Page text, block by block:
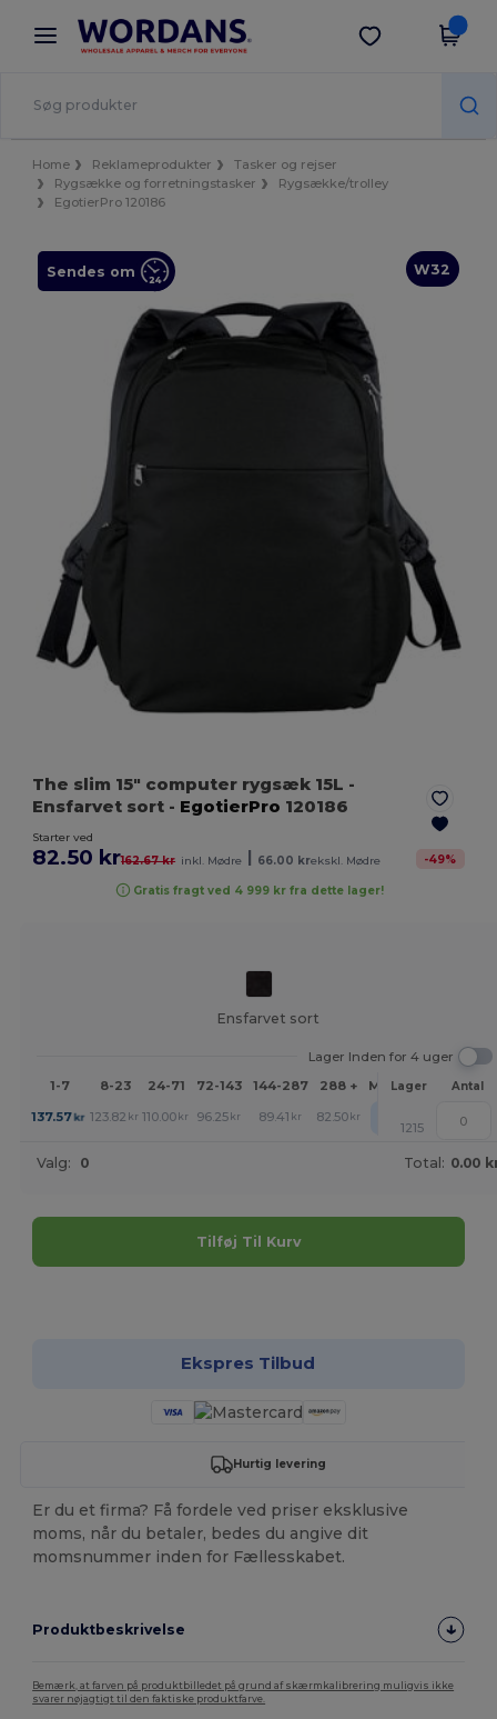
× Wordans-app
Bedre priser i appen!
Hent app
Home Reklameprodukter
Tasker og rejser
Rygsække og forretningstasker
Rygsække/trolley
EgotierPro 120186
W32
Sendes om
The slim 15" computer rygsæk 15L -
Ensfarvet sort - EgotierPro 120186
Starter ved
82.50 kr162.67 kr inkl. Mødre 66.00 krekskl. Mødre -49%
Gratis fragt ved 4 999 kr fra dette lager!
Ensfarvet sort
Lager Inden for 4 uger
1-7
8-23 24-71 72-143 144-287 288 + MereLager Antal
137.57kr 123.82 kr 110.00 kr 96.25 kr 89.41 kr 82.50 kr
1215
Valg: 0 Total: 0.00
Tilføj Til Kurv
Ekspres Tilbud
Hurtig levering
Er du et firma? Få fordele ved priser eksklusive
moms, når du betaler, bedes du angive dit
momsnummer inden for Fællesskabet.
Produktbeskrivelse
Bemærk, at farven på produktbilledet på grund af skærmkalibrering muligvis ikke
svarer nøjagtigt til den faktiske produktfarve.